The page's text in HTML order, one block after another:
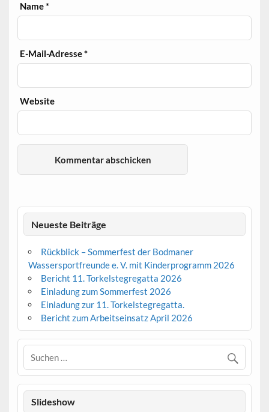
Name*
E-Mail-Adresse*
Website
Neueste Beiträge
Rückblick – Sommerfest der Bodmaner
Wassersportfreunde e. V. mit Kinderprogramm 2026
Bericht 11. Torkelstegregatta 2026
Einladung zum Sommerfest 2026
Einladung zur 11. Torkelstegregatta.
Bericht zum Arbeitseinsatz April 2026
Slideshow